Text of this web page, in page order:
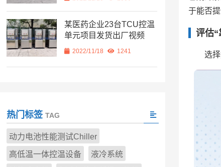
于能否
评估“
选
某医药企业23台TCU控温
单元项目发货出厂视频
2022/11/18 1241
热门标签 TAG
动力电池性能测试Chiller
高低温一体控温设备 液冷系统